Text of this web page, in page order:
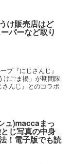
け販売店はど
パーなど取り
プ『にじさんじ』
けごま揚」が期間限
んじ』とのコラボ
ュ)maccaまっ
じ写真の中身
！電子版でも読